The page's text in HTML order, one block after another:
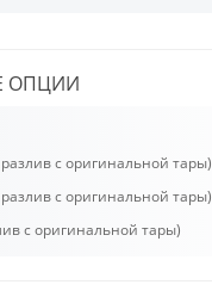
ОПЦИИ
с оригинальной тары)
с оригинальной тары)
с оригинальной тары)